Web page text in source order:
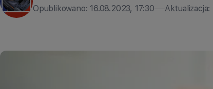
Opublikowano: 16.08.2023, 17:30 Aktualizacja: